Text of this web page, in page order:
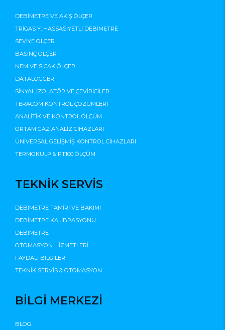
DEBİMETRE VE AKIŞ ÖLÇER
TRİGAS Y. HASSASİYETLİ DEBİMETRE
SEVİYE ÖLÇER
BASINÇ ÖLÇER
NEM VE SICAK ÖLÇER
DATALOGGER
SİNYAL İZOLATÖR VE ÇEVİRİCİLER
TERACOM KONTROL ÇÖZÜMLERİ
ANALİTİK VE KONTROL ÖLÇÜM
ORTAM GAZ ANALİZ CİHAZLARI
ÜNİVERSAL GELİŞMİŞ KONTROL CİHAZLARI
TERMOKULP & PT100 ÖLÇÜM
TEKNİK SERVİS
DEBİMETRE TAMİRİ VE BAKIMI
DEBİMETRE KALİBRASYONU
DEBİMETRE
OTOMASYON HİZMETLERİ
FAYDALI BİLGİLER
TEKNİK SERVİS & OTOMASYON
BİLGİ MERKEZİ
BLOG